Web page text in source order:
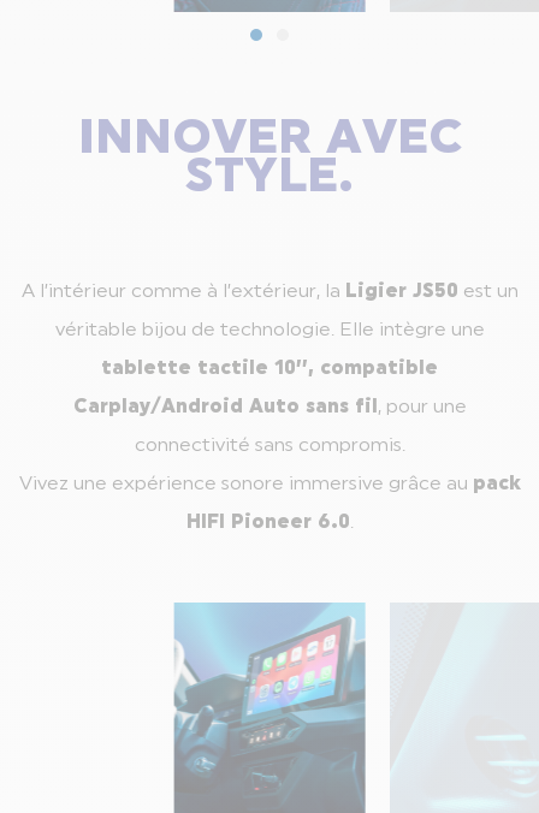
INNOVER AVEC
STYLE.
A l’intérieur comme à l’extérieur, la Ligier JS50 est un
véritable bijou de technologie. Elle intègre une
tablette tactile 10’’, compatible
Carplay/Android Auto sans fil , pour une
connectivité sans compromis.
Vivez une expérience sonore immersive grâce au pack
HIFI Pioneer 6.0.